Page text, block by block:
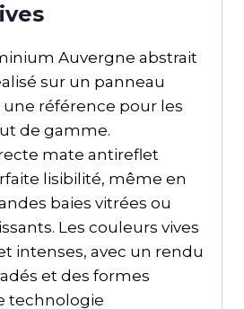
Auvergne abstrait
sur un panneau
une référence pour les
de gamme.
mate antireflet
lisibilité, même en
baies vitrées ou
Les couleurs vives
intenses, avec un rendu
et des formes
technologie